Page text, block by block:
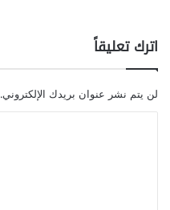
اترك تعليقاً
لن يتم نشر عنوان بريدك الإلكتروني.